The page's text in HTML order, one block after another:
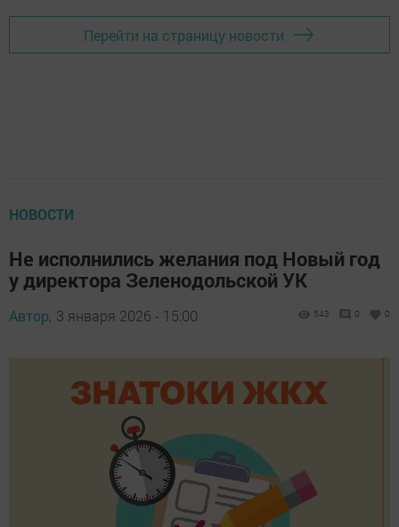
Перейти на страницу новости
НОВОСТИ
Не исполнились желания под Новый год
у директора Зеленодольской УК
Автор, 3 января 2026 - 15:00 543 0 0